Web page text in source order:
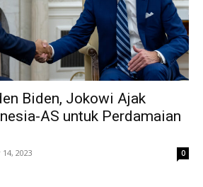
Biden, Jokowi Ajak
AS untuk Perdamaian
2023 0